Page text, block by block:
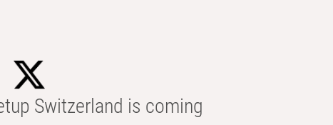
Switzerland is coming